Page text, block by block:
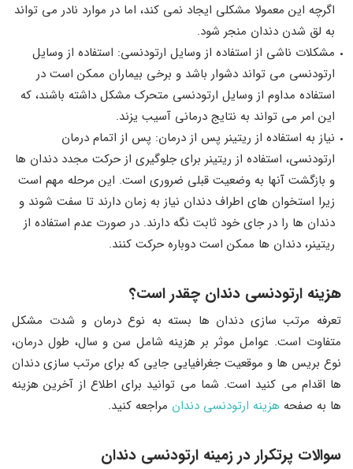
اگرچه این معمولا مشکلی ایجاد نمی کند، اما در موارد نادر می تواند
به لق شدن دندان منجر شود.
مشکلات ناشی از استفاده از وسایل ارتودنسی: استفاده از وسایل
ارتودنسی می تواند دشوار باشد و برخی بیماران ممکن است در
استفاده مداوم از وسایل ارتودنسی متحرک مشکل داشته باشند، که
این امر می تواند به نتایج درمانی آسیب یزند.
نیاز به استفاده از ریتینر پس از درمان: پس از اتمام درمان
ارتودنسی، استفاده از ریتینر برای جلوگیری از حرکت مجدد دندان ها
و بازگشت آنها به وضعیت قبلی ضروری است. این مرحله مهم است
زیرا استخوان های اطراف دندان نیاز به زمان دارند تا سفت شوند و
دندان ها را در جای خود ثابت نگه دارند. در صورت عدم استفاده از
ریتینر، دندان ها ممکن است دوباره حرکت کنند.
هزینه ارتودنسی دندان چقدر است؟
تعرفه مرتب سازی دندان ها بسته به نوع درمان و شدت مشکل
متفاوت است. عوامل موثر بر هزینه شامل سن و سال، طول درمان،
نوع بریس ها و موقعیت جغرافیایی جایی که برای مرتب سازی دندان
ها اقدام می کنید است. شما می توانید برای اطلاع از آخرین هزینه
ها به صفحه هزینه ارتودنسی دندان مراجعه کنید.
سوالات پرتکرار در زمینه ارتودنسی دندان